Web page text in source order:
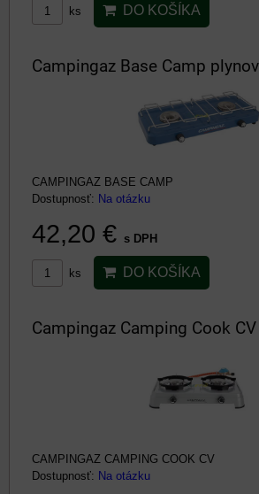
ks DO KOŠÍKA
Campingaz Base Camp
CAMPINGAZ BASE CAMP
Dostupnosť: Na otázku
42,20 € s DPH
ks DO KOŠÍKA
Campingaz Camping Cook
CAMPINGAZ CAMPING COOK CV
Dostupnosť: Na otázku